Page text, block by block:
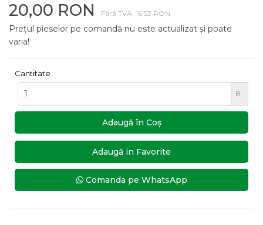
20,00 RON Fără TVA: 16,53 RON
Prețul pieselor pe comandă nu este actualizat și poate
varia!
Cantitate
B
Adaugă în Coş
Adaugă in Favorite
Comanda pe WhatsApp